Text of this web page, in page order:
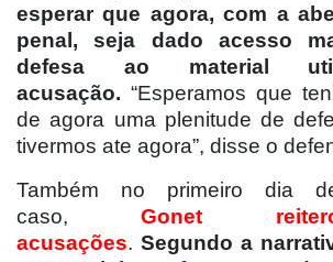
esperar que agora, com a
penal, seja dado acesso
defesa ao material
acusação. “Esperamos que
de agora uma plenitude de
tivermos ate agora”, disse o
Também no primeiro dia
caso,Gonet
acusações. Segundo a